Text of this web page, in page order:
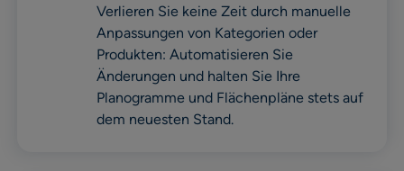
Verlieren Sie keine Zeit durch manuelle
Anpassungen von Kategorien oder
Produkten: Automatisieren Sie
Änderungen und halten Sie Ihre
Planogramme und Flächenpläne stets auf
dem neuesten Stand.